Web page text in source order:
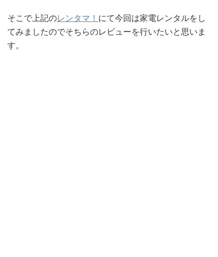
そこで上記のレンタマ！ にて今回は家電レンタルをし
てみましたのでそちらのレビューを行いたいと思いま
す。